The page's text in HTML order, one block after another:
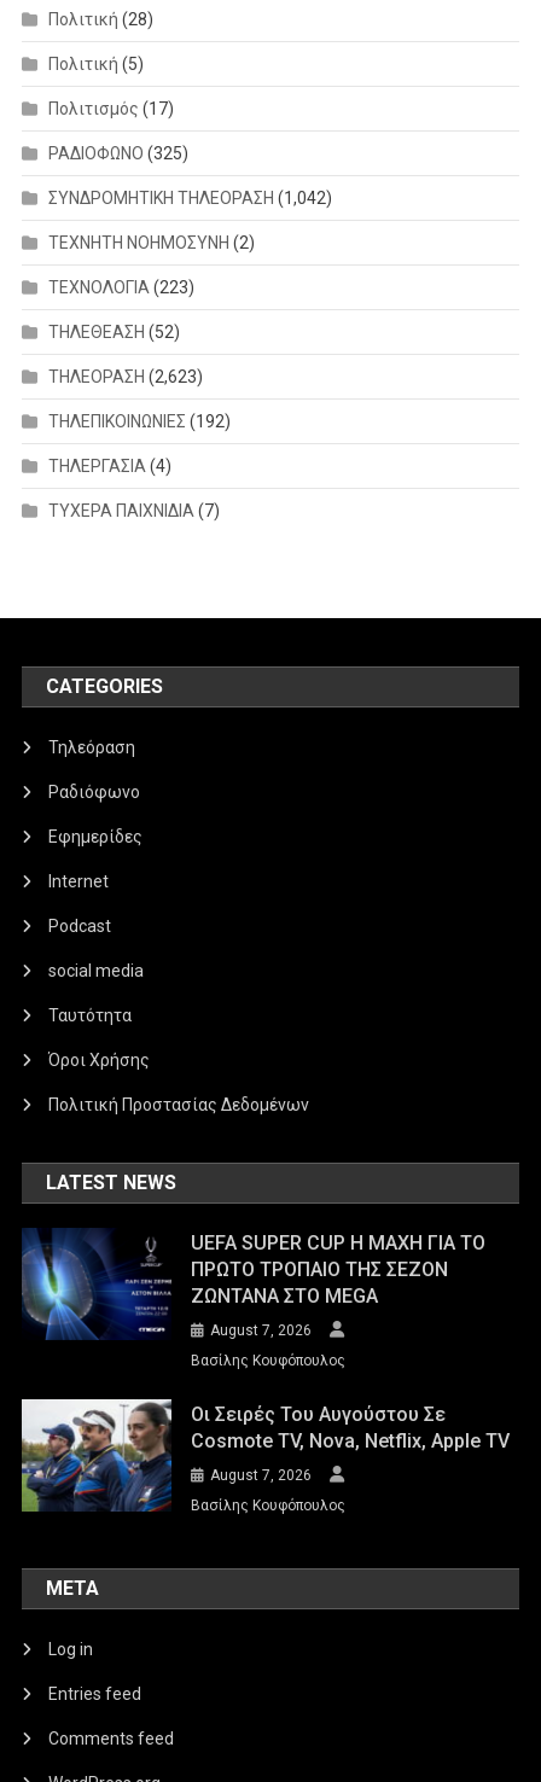
Πολιτική (28)
Πολιτική (5)
Πολιτισμός (17)
ΡΑΔΙΟΦΩΝΟ (325)
ΣΥΝΔΡΟΜΗΤΙΚΗ ΤΗΛΕΟΡΑΣΗ (1,042)
ΤΕΧΝΗΤΗ ΝΟΗΜΟΣΥΝΗ (2)
ΤΕΧΝΟΛΟΓΙΑ (223)
ΤΗΛΕΘΕΑΣΗ (52)
ΤΗΛΕΟΡΑΣΗ (2,623)
ΤΗΛΕΠΙΚΟΙΝΩΝΙΕΣ (192)
ΤΗΛΕΡΓΑΣΙΑ (4)
ΤΥΧΕΡΑ ΠΑΙΧΝΙΔΙΑ (7)
CATEGORIES
Τηλεόραση
Ραδιόφωνο
Εφημερίδες
Internet
Podcast
social media
Ταυτότητα
Όροι Χρήσης
Πολιτική Προστασίας Δεδομένων
LATEST NEWS
UEFA SUPER CUP Η ΜΑΧΗ ΓΙΑ ΤΟ
ΠΡΩΤΟ ΤΡΟΠΑΙΟ ΤΗΣ ΣΕΖΟΝ
ΖΩΝΤΑΝΑ ΣΤΟ MEGA
August 7, 2026
Βασίλης Κουφόπουλος
Οι Σειρές Του Αυγούστου Σε
Cosmote TV, Nova, Netflix, Apple TV
August 7, 2026
Βασίλης Κουφόπουλος
META
Log in
Entries feed
Comments feed